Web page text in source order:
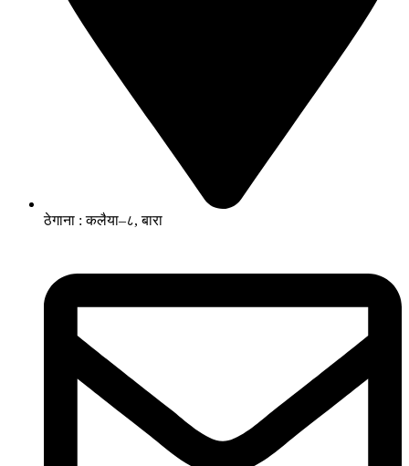
ठेगाना : कलैया–८, बारा